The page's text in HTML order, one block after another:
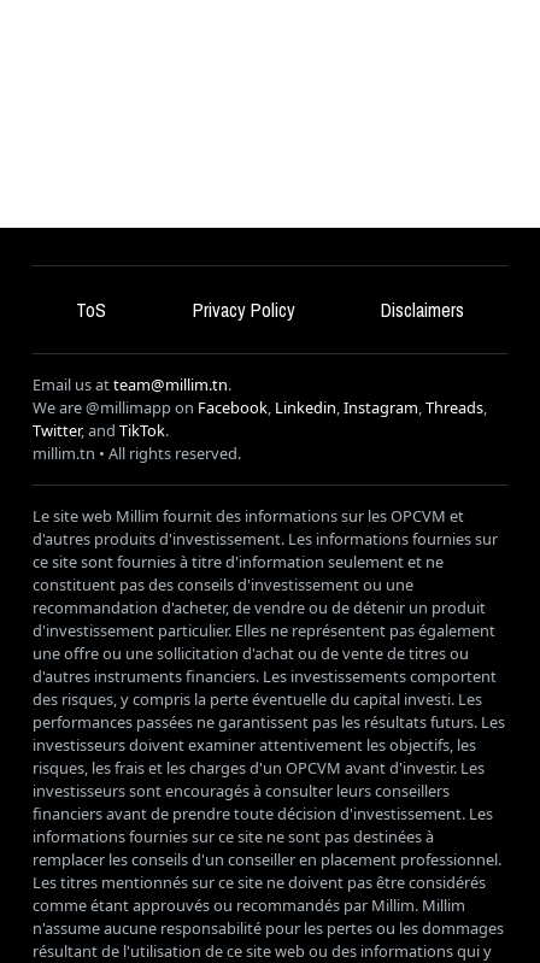
ToS Privacy Policy Disclaimers
Email us atteam@millim.tn.
We are @millimapp on Facebook, Linkedin,Instagram,Threads,
Twitter, and TikTok.
millim.tn • All rights reserved.
Le site web Millim fournit des informations sur les OPCVM et
d'autres produits d'investissement. Les informations fournies sur
ce site sont fournies à titre d'information seulement et ne
constituent pas des conseils d'investissement ou une
recommandation d'acheter, de vendre ou de détenir un produit
d'investissement particulier. Elles ne représentent pas également
une offre ou une sollicitation d'achat ou de vente de titres ou
d'autres instruments financiers. Les investissements comportent
des risques, y compris la perte éventuelle du capital investi. Les
performances passées ne garantissent pas les résultats futurs. Les
investisseurs doivent examiner attentivement les objectifs, les
risques, les frais et les charges d'un OPCVM avant d'investir. Les
investisseurs sont encouragés à consulter leurs conseillers
financiers avant de prendre toute décision d'investissement. Les
informations fournies sur ce site ne sont pas destinées à
remplacer les conseils d'un conseiller en placement professionnel.
Les titres mentionnés sur ce site ne doivent pas être considérés
comme étant approuvés ou recommandés par Millim. Millim
n'assume aucune responsabilité pour les pertes ou les dommages
résultant de l'utilisation de ce site web ou des informations qui y